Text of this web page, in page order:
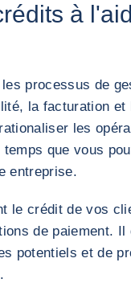
à
processus de
la facturation et
les
que vous
entreprise.
le crédit de vos
de paiement.
potentiels et de